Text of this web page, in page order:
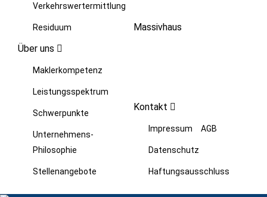
Verkehrswertermittlung
Residuum
Massivhaus
Über uns
Maklerkompetenz
Leistungsspektrum
Schwerpunkte
Unternehmens-
Philosophie
Stellenangebote
Kontakt
Impressum AGB
Datenschutz
Haftungsausschluss